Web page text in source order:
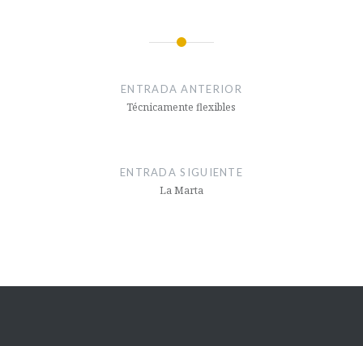
ENTRADA ANTERIOR
Técnicamente flexibles
ENTRADA SIGUIENTE
La Marta